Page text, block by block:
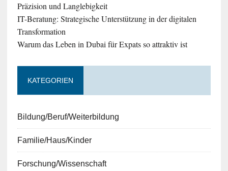
Präzision und Langlebigkeit
IT-Beratung: Strategische Unterstützung in der digitalen
Transformation
Warum das Leben in Dubai für Expats so attraktiv ist
KATEGORIEN
Bildung/Beruf/Weiterbildung
Familie/Haus/Kinder
Forschung/Wissenschaft